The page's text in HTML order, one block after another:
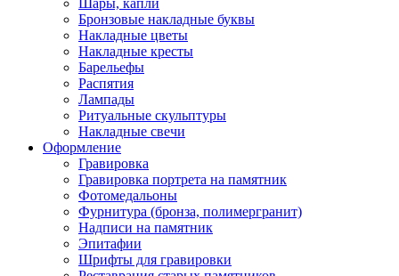
Шары, капли
Бронзовые накладные буквы
Накладные цветы
Накладные кресты
Барельефы
Распятия
Лампады
Ритуальные скульптуры
Накладные свечи
Оформление
Гравировка
Гравировка портрета на памятник
Фотомедальоны
Фурнитура (бронза, полимергранит)
Надписи на памятник
Эпитафии
Шрифты для гравировки